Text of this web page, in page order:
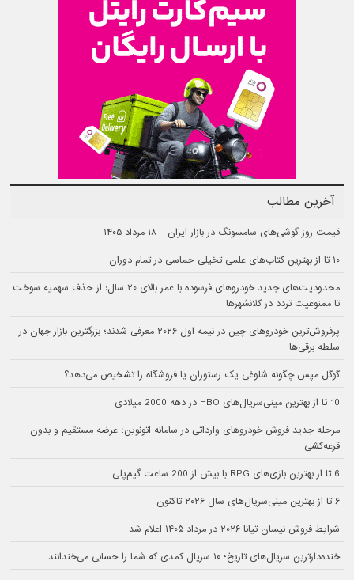
آخرین مطالب
قیمت روز گوشی‌های سامسونگ در بازار ایران – ۱۸ مرداد ۱۴۰۵
۱۰ تا از بهترین کتاب‌های علمی تخیلی حماسی در تمام دوران
محدودیت‌های جدید خودروهای فرسوده با عمر بالای ۲۰ سال: از حذف سهمیه سوخت
تا ممنوعیت تردد در کلانشهرها
پرفروش‌ترین خودروهای چین در نیمه اول ۲۰۲۶ معرفی شدند؛ بزرگترین بازار جهان در
سلطه برقی‌ها
گوگل مپس چگونه شلوغی یک رستوران یا فروشگاه را تشخیص می‌دهد؟
10 تا از بهترین مینی‌سریال‌های HBO در دهه 2000 میلادی
مرحله جدید فروش خودروهای وارداتی در سامانه اتونوین؛ عرضه مستقیم و بدون
قرعه‌کشی
6 تا از بهترین بازی‌های RPG با بیش از 200 ساعت گیم‌پلی
۶ تا از بهترین مینی‌سریال‌های سال ۲۰۲۶ تاکنون
شرایط فروش نیسان تیانا ۲۰۲۶ در مرداد ۱۴۰۵ اعلام شد
خنده‌دارترین سریال‌های تاریخ؛ ۱۰ سریال کمدی که شما را حسابی می‌خندانند